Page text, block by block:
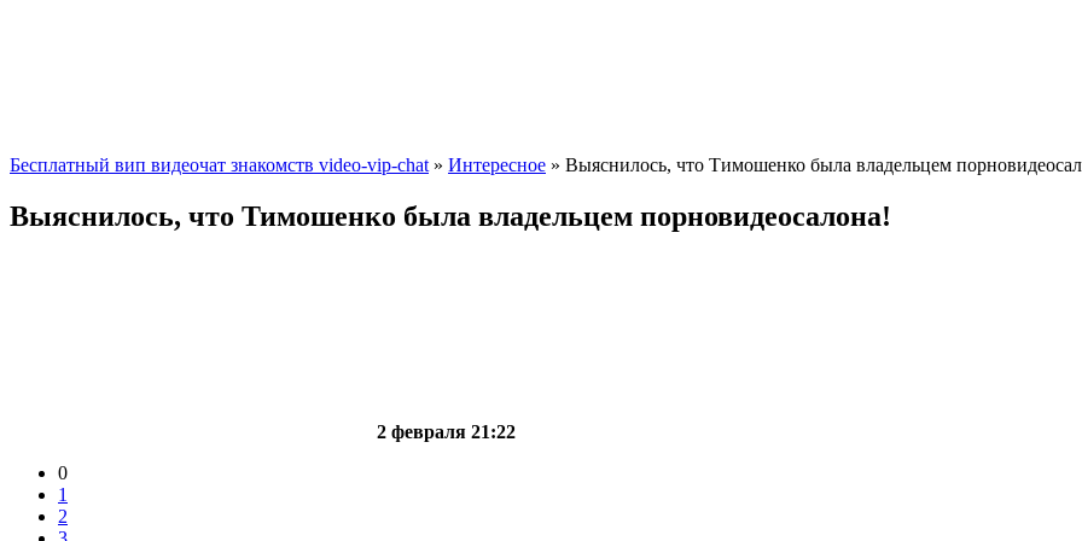
Бесплатный вип видеочат знакомств video-vip-chat » Интересное » Выяснилось, что Тимошенко была владельцем
Выяснилось, что Тимошенко была владельцем порновидеосалона!
2 февраля 21:22
0
1
2